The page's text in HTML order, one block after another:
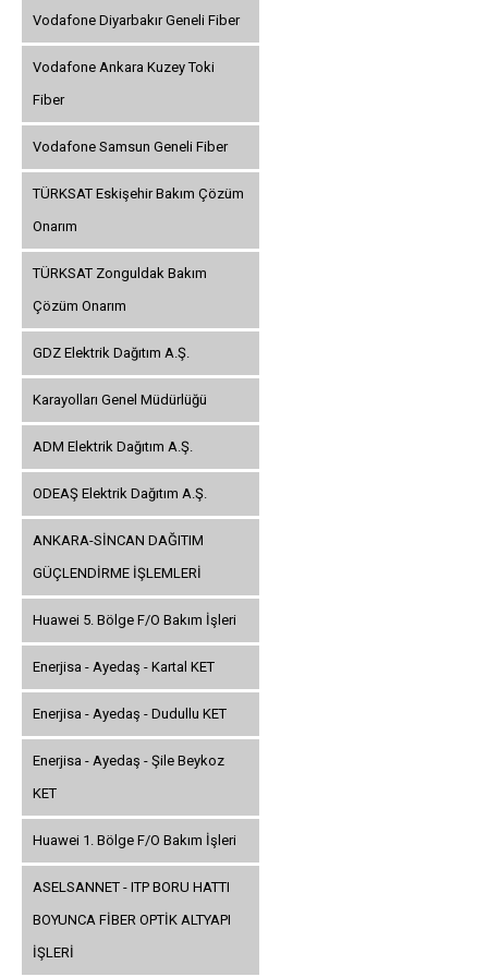
Vodafone Diyarbakır Geneli Fiber
Vodafone Ankara Kuzey Toki
Fiber
Vodafone Samsun Geneli Fiber
TÜRKSAT Eskişehir Bakım Çözüm
Onarım
TÜRKSAT Zonguldak Bakım
Çözüm Onarım
GDZ Elektrik Dağıtım A.Ş.
Karayolları Genel Müdürlüğü
ADM Elektrik Dağıtım A.Ş.
ODEAŞ Elektrik Dağıtım A.Ş.
ANKARA-SİNCAN DAĞITIM
GÜÇLENDİRME İŞLEMLERİ
Huawei 5. Bölge F/O Bakım İşleri
Enerjisa - Ayedaş - Kartal KET
Enerjisa - Ayedaş - Dudullu KET
Enerjisa - Ayedaş - Şile Beykoz
KET
Huawei 1. Bölge F/O Bakım İşleri
ASELSANNET - ITP BORU HATTI
BOYUNCA FİBER OPTİK ALTYAPI
İŞLERİ